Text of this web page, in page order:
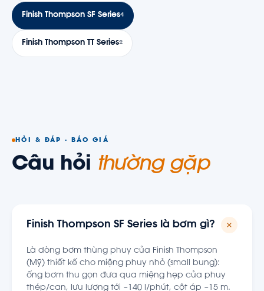
Finish Thompson SF Series4
Finish Thompson TT Series2
HỎI & ĐÁP · BÁO GIÁ
Câu hỏi thường gặp
Finish Thompson SF Series là bơm gì?
Là dòng bơm thùng phuy của Finish Thompson
(Mỹ) thiết kế cho miệng phuy nhỏ (small bung):
ống bơm thu gọn đưa qua miệng hẹp của phuy
thép/can, lưu lượng tới ~140 l/phút, cột áp ~15 m.